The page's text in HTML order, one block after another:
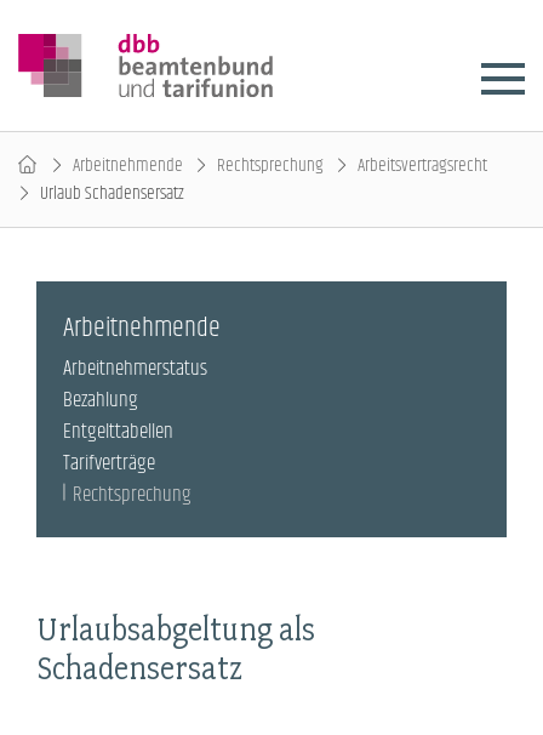
Arbeitnehmende Rechtsprechung
Arbeitsvertragsrecht
Urlaub Schadensersatz
Urlaubsabgeltung als
Schadensersatz
Arbeitnehmende
Arbeitnehmerstatus
Bezahlung
Entgelttabellen
Tarifverträge
Rechtsprechung